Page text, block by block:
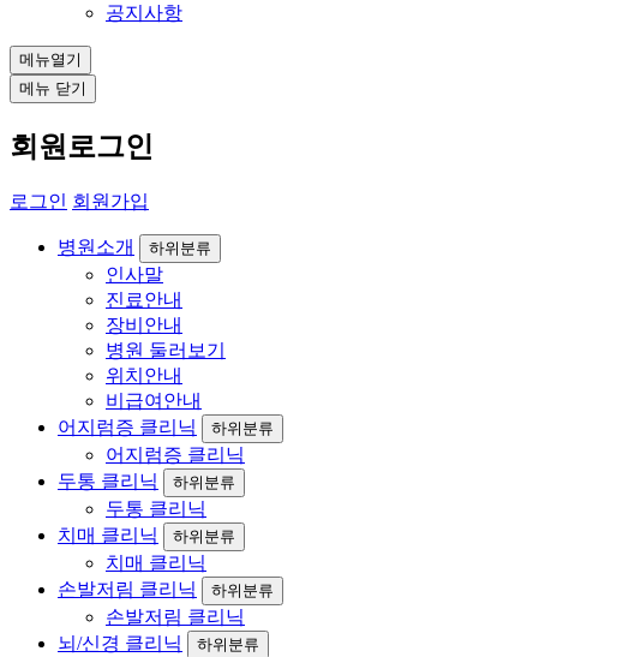
공지사항
메뉴열기
메뉴 닫기
회원로그인
로그인 회원가입
병원소개 하위분류
인사말
진료안내
장비안내
병원 둘러보기
위치안내
비급여안내
어지럼증 클리닉
하위분류
어지럼증 클리닉
두통 클리닉
하위분류
두통 클리닉
치매 클리닉
하위분류
치매 클리닉
손발저림 클리닉
하위분류
손발저림 클리닉
뇌/신경 클리닉
하위분류